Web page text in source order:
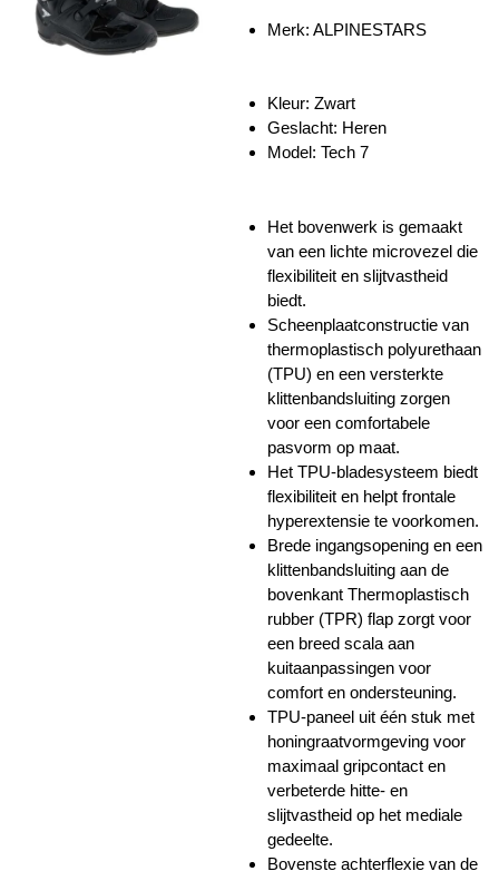
Merk: ALPINESTARS
Kleur: Zwart
Geslacht: Heren
Model: Tech 7
Het bovenwerk is gemaakt
van een lichte microvezel die
flexibiliteit en slijtvastheid
biedt.
Scheenplaatconstructie van
thermoplastisch polyurethaan
(TPU) en een versterkte
klittenbandsluiting zorgen
voor een comfortabele
pasvorm op maat.
Het TPU-bladesysteem biedt
flexibiliteit en helpt frontale
hyperextensie te voorkomen.
Brede ingangsopening en een
klittenbandsluiting aan de
bovenkant Thermoplastisch
rubber (TPR) flap zorgt voor
een breed scala aan
kuitaanpassingen voor
comfort en ondersteuning.
TPU-paneel uit één stuk met
honingraatvormgeving voor
maximaal gripcontact en
verbeterde hitte- en
slijtvastheid op het mediale
gedeelte.
Bovenste achterflexie van de